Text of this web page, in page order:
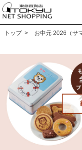
トップ お中元 2026（サ